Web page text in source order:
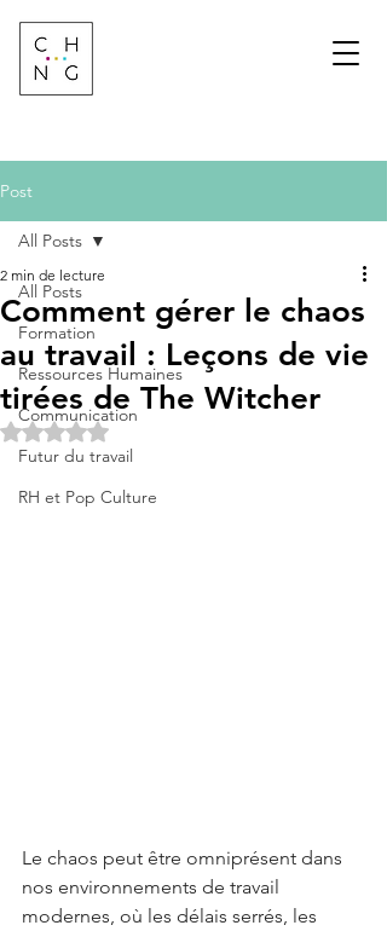
Post
All Posts
Formation
Ressources Humaines
Communication
Futur du travail
RH et Pop Culture
All Posts
Comment gérer le chaos
au travail : Leçons de vie
tirées de The Witcher
2 min de lecture
Noté NaN étoiles sur 5.
Le chaos peut être omniprésent dans
nos environnements de travail
modernes, où les délais serrés, les